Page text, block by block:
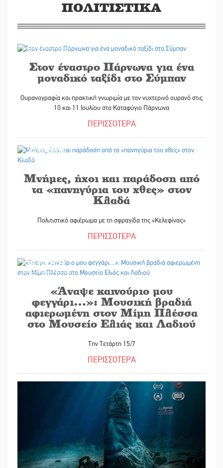
ΠΟΛΙΤΙΣΤΙΚΑ
Στον έναστρο Πάρνωνα για ένα
μοναδικό ταξίδι στο Σύμπαν
Ουρανογραφία και πρακτική γνωριμία με τον νυχτερινό ουρανό στις
10 και 11 Ιουλίου στο Καταφύγιο Πάρνωνα
ΠΕΡΙΣΣΟΤΕΡΑ
07/07/2026
Μνήμες, ήχοι και παράδοση από
τα «πανηγύρια του χθες» στον
Κλαδά
Πολιτιστικό αφιέρωμα με τη σφραγίδα της «Κελεφίνας»
ΠΕΡΙΣΣΟΤΕΡΑ
06/07/2026
«Άναψε καινούριο μου
φεγγάρι…»: Μουσική βραδιά
αφιερωμένη στον Μίμη Πλέσσα
στο Μουσείο Ελιάς και Λαδιού
Την Τετάρτη 15/7
ΠΕΡΙΣΣΟΤΕΡΑ